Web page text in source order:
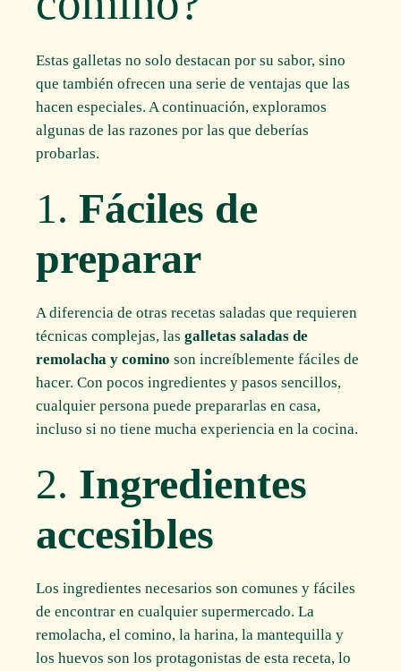
Estas galletas no solo destacan por su sabor, sino
que también ofrecen una serie de ventajas que las
hacen especiales. A continuación, exploramos
algunas de las razones por las que deberías
probarlas.
1.Fáciles de
preparar
A diferencia de otras recetas saladas que requieren
técnicas complejas, lasgalletas saladas de
remolacha y comino son increíblemente fáciles de
hacer. Con pocos ingredientes y pasos sencillos,
cualquier persona puede prepararlas en casa,
incluso si no tiene mucha experiencia en la cocina.
2. Ingredientes
accesibles
Los ingredientes necesarios son comunes y fáciles
de encontrar en cualquier supermercado. La
remolacha, el comino, la harina, la mantequilla y
los huevos son los protagonistas de esta receta, lo